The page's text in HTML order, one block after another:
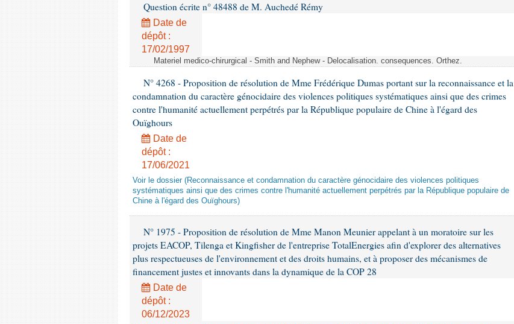
Question écrite n° 48488 de M. Auchedé Rémy
Date de
dépôt :
17/02/1997
Materiel medico-chirurgical - Smith and Nephew - Delocalisation. consequences. Orthez.
N° 4268 - Proposition de résolution de Mme Frédérique Dumas portant sur la reconnaissance et la
condamnation du caractère génocidaire des violences politiques systématiques ainsi que des crimes
contre l'humanité actuellement perpétrés par la République populaire de Chine à l'égard des
Ouïghours
Date de
dépôt :
17/06/2021
Voir le dossier (Reconnaissance et condamnation du caractère génocidaire des violences politiques
systématiques ainsi que des crimes contre l'humanité actuellement perpétrés par la République populaire de
Chine à l'égard des Ouïghours)
N° 1975 - Proposition de résolution de Mme Manon Meunier appelant à un moratoire sur les
projets EACOP, Tilenga et Kingfisher de l'entreprise TotalEnergies afin d'explorer des alternatives
plus respectueuses de l'environnement et des droits humains, et à proposer des mécanismes de
financement justes et innovants dans la dynamique de la COP 28
Date de
dépôt :
06/12/2023